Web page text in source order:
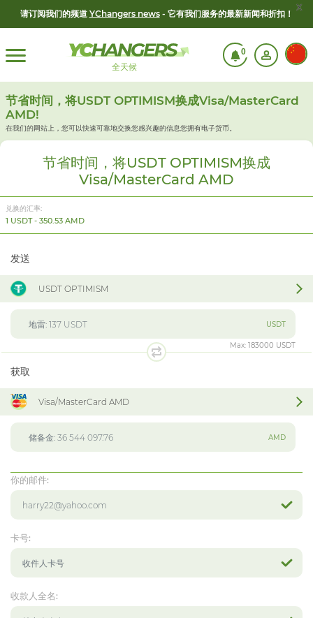
请订阅我们的频道 YChangers news- 它有我们服务的最新新闻和折扣！
x
全天候
0
节省时间，将USDT OPTIMISM换成Visa/MasterCard
AMD!
在我们的网站上，您可以快速可靠地交换您感兴趣的信息您拥有电子货币。
节省时间，将USDT OPTIMISM换成
Visa/MasterCard AMD
兑换的汇率:
1 USDT - 350.53 AMD
发送
USDT OPTIMISM
USDT
Max: 183000 USDT
获取
Visa/MasterCard AMD
AMD
你的邮件:
卡号:
收款人全名: